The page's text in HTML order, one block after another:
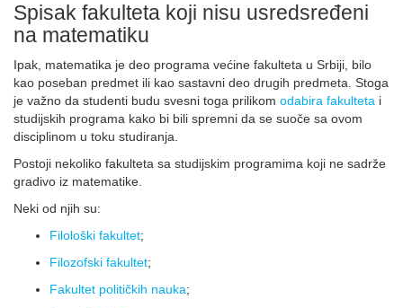
Spisak fakulteta koji nisu usredsređeni
na matematiku
Ipak, matematika je deo programa većine fakulteta u Srbiji, bilo
kao poseban predmet ili kao sastavni deo drugih predmeta. Stoga
je važno da studenti budu svesni toga prilikom odabira fakulteta i
studijskih programa kako bi bili spremni da se suoče sa ovom
disciplinom u toku studiranja.
Postoji nekoliko fakulteta sa studijskim programima koji ne sadrže
gradivo iz matematike.
Neki od njih su:
Filološki fakultet;
Filozofski fakultet;
Fakultet političkih nauka;